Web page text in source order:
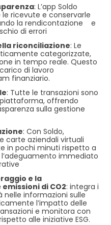
: L’app Soldo
ricevute e conservarle
la rendicontazione e
di errori
riconciliazione: Le
categorizzate,
in tempo reale. Questo
di lavoro
finanziario.
: Tutte le transazioni sono
offrendo
sulla gestione
: Con Soldo,
carte aziendali virtuali
in pochi minuti rispetto a
immediato
e la
di CO2: integra i
nelle informazioni sulle
l’impatto delle
e monitora con
alle iniziative ESG.